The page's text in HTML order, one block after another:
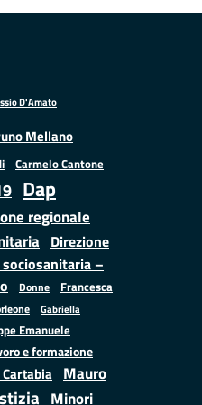
D'Amato
Mellano
Carmelo Cantone
Dap
regionale
Direzione
–
Donne
Francesca
Gabriella
Emanuele
e formazione
Mauro
Minori